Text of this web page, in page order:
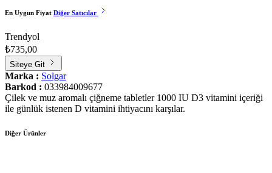
En Uygun Fiyat Diğer Satıcılar
Trendyol
₺735,00
Siteye Git
Marka : Solgar
Barkod : 033984009677
Çilek ve muz aromalı çiğneme tabletler 1000 IU D3 vitamini içeriği
ile günlük istenen D vitamini ihtiyacını karşılar.
Diğer Ürünler